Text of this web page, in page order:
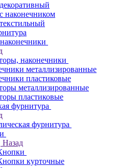
наконечником
наконечники
металлизированные
пластиковые
металлизированные
пластиковые
фурнитура
фурнитура
Назад
курточные